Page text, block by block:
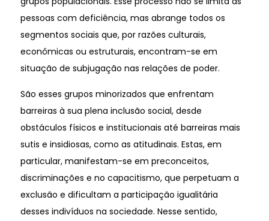
pessoas com deficiência, mas abrange todos os
segmentos sociais que, por razões culturais,
econômicas ou estruturais, encontram-se em
situação de subjugação nas relações de poder.
São esses grupos minorizados que enfrentam
barreiras à sua plena inclusão social, desde
obstáculos físicos e institucionais até barreiras mais
sutis e insidiosas, como as atitudinais. Estas, em
particular, manifestam-se em preconceitos,
discriminações e no capacitismo, que perpetuam a
exclusão e dificultam a participação igualitária
desses indivíduos na sociedade. Nesse sentido,